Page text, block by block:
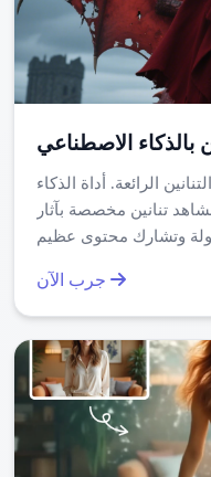
مجاني بالكامل؟
لا توجد رسوم شهرية أو
اشتراكات. تُستخدم بعض نقاط الكريديت (مثل 3 أو 6 نقاط) حسب
المحترفين — يستطيعون
بالذكاء الاصطناعي
الرائعة. أداة الذكاء
تنانين مخصصة بآثار
وتشارك محتوى عظيم